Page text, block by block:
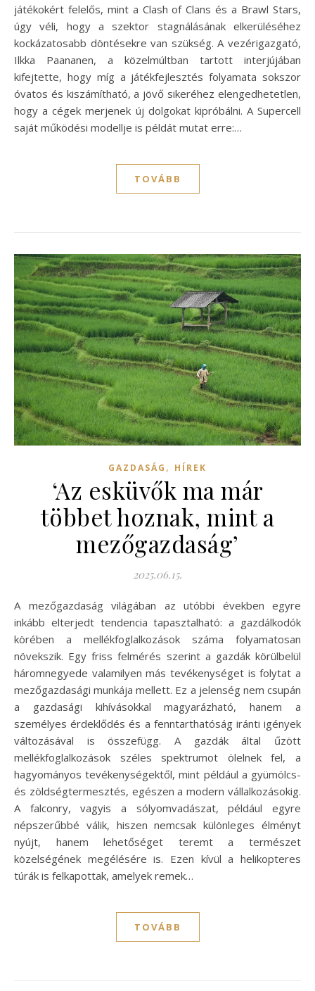
játékokért felelős, mint a Clash of Clans és a Brawl Stars,
úgy véli, hogy a szektor stagnálásának elkerüléséhez
kockázatosabb döntésekre van szükség. A vezérigazgató,
Ilkka Paananen, a közelmúltban tartott interjújában
kifejtette, hogy míg a játékfejlesztés folyamata sokszor
óvatos és kiszámítható, a jövő sikeréhez elengedhetetlen,
hogy a cégek merjenek új dolgokat kipróbálni. A Supercell
saját működési modellje is példát mutat erre:…
TOVÁBB
GAZDASÁG , HÍREK
‘Az esküvők ma már
többet hoznak, mint a
mezőgazdaság’
2025.06.15.
A mezőgazdaság világában az utóbbi években egyre
inkább elterjedt tendencia tapasztalható: a gazdálkodók
körében a mellékfoglalkozások száma folyamatosan
növekszik. Egy friss felmérés szerint a gazdák körülbelül
háromnegyede valamilyen más tevékenységet is folytat a
mezőgazdasági munkája mellett. Ez a jelenség nem csupán
a gazdasági kihívásokkal magyarázható, hanem a
személyes érdeklődés és a fenntarthatóság iránti igények
változásával is összefügg. A gazdák által űzött
mellékfoglalkozások széles spektrumot ölelnek fel, a
hagyományos tevékenységektől, mint például a gyümölcs-
és zöldségtermesztés, egészen a modern vállalkozásokig.
A falconry, vagyis a sólyomvadászat, például egyre
népszerűbbé válik, hiszen nemcsak különleges élményt
nyújt, hanem lehetőséget teremt a természet
közelségének megélésére is. Ezen kívül a helikopteres
túrák is felkapottak, amelyek remek…
TOVÁBB